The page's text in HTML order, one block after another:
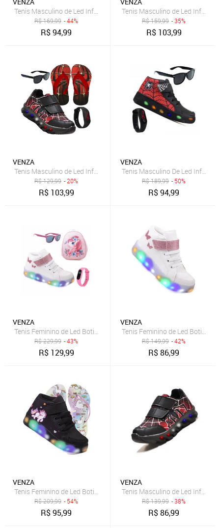
Tenis Masculino de Led Infantil Aranha Calce Facil Original + Brindes
R$169,99 - 44%
R$94,99
Tenis Masculino de Led Infantil
R$159,99 - 35%
R$ 103,99
VENZA
Tenis Masculino de Led Infantil Aranha Calce Facil Original +
R$129,99 - 20%
R$ 103,99
VENZA
Tenis Masculino De Led Infantil
R$189,99 - 50%
R$94,99
VENZA
Tenis Feminino de Led Botinha Borboleta Glitter Calce Facil + Moch
R$229,99 - 43%
R$ 129,99
VENZA
Tenis Feminino de Led Botinha
R$149,99 - 42%
R$86,99
VENZA
Tenis Feminino de Led Botinha Unicornio Meninas Calce Facil +
R$209,99 - 54%
R$95,99
VENZA
Tenis Masculino de Led Infantil
R$139,99 - 38%
R$86,99